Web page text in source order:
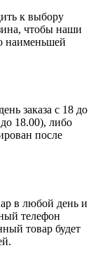
к выбору
чтобы наши
наименьшей
заказа с 18 до
18.00), либо
после
в любой день и
телефон
товар будет